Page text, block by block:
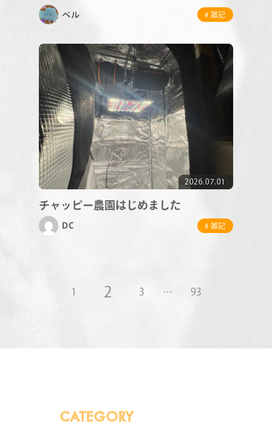
ベル # 雑記
2026.07.01
チャッピー農園はじめました
DC # 雑記
1 2 3 … 93
CATEGORY